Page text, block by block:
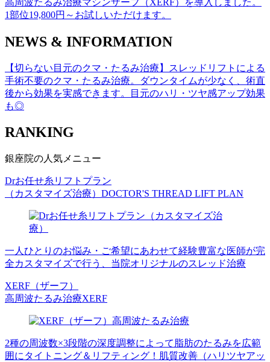
1部位19,800円～お試しいただけます。
NEWS & INFORMATION
【切らない目元のクマ・たるみ治療】スレッドリフトによる
手術不要のクマ・たるみ治療。ダウンタイムが少なく、術直
後から効果を実感できます。目元のハリ・ツヤ感アップ効果
も◎
RANKING
銀座院の人気メニュー
Drお任せ糸リフトプラン
（カスタマイズ治療） DOCTOR'S THREAD LIFT PLAN
一人ひとりのお悩み・ご希望にあわせて経験豊富な医師が完
全カスタマイズで行う、当院オリジナルのスレッド治療
XERF（ザーフ）
高周波たるみ治療XERF
2種の周波数×3段階の深度調整によって脂肪のたるみを広範
囲にタイトニング＆リフティング！肌質改善（ハリツヤアッ